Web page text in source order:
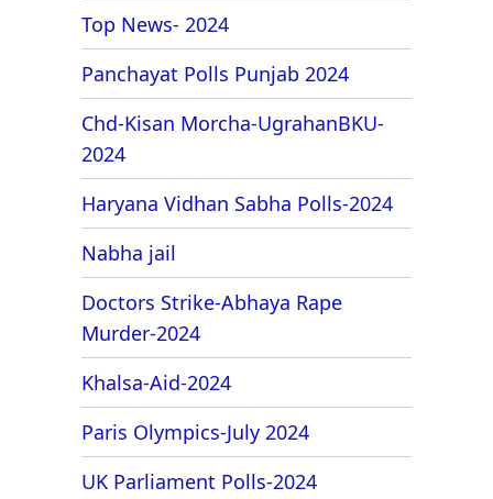
Top News- 2024
Panchayat Polls Punjab 2024
Chd-Kisan Morcha-UgrahanBKU-
2024
Haryana Vidhan Sabha Polls-2024
Nabha jail
Doctors Strike-Abhaya Rape
Murder-2024
Khalsa-Aid-2024
Paris Olympics-July 2024
UK Parliament Polls-2024